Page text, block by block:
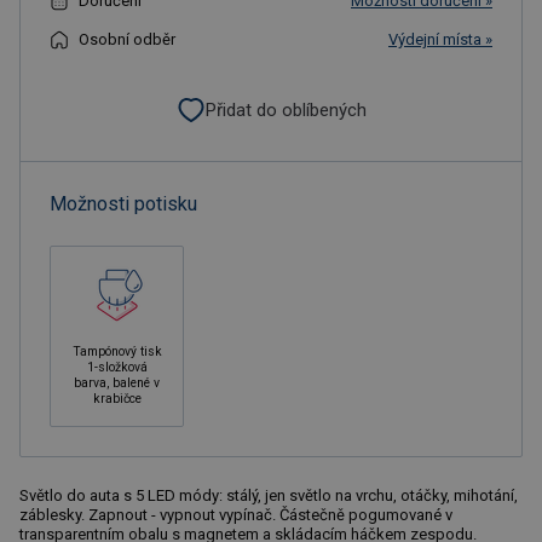
Osobní odběr Výdejní místa »
Přidat do oblíbených
Možnosti potisku
Tampónový tisk
1-složková
barva, balené v
krabičce
Světlo do auta s 5 LED módy: stálý, jen světlo na vrchu, otáčky, mihotání,
záblesky. Zapnout - vypnout vypínač. Částečně pogumované v
transparentním obalu s magnetem a skládacím háčkem zespodu.